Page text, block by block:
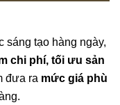
sáng tạo hàng ngày,
chi phí, tối ưu sản
đưa ra mức giá phù